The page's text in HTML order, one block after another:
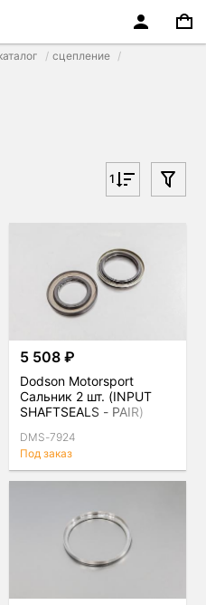
сцепление
1
5 508 ₽
Dodson Motorsport
Сальник 2 шт. (INPUT
SHAFTSEALS - PAIR)
DMS-7924
Под заказ